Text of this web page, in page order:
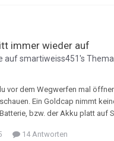
immer wieder auf
aufsmartiweiss451's
vor dem Wegwerfen mal
Ein Goldcap nimmt
bzw. der Akku platt auf
14 Antworten